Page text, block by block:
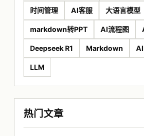
时间管理 AI客服 大语言模型
markdown转PPT AI流程图
Deepseek R1 Markdown
LLM
热门文章